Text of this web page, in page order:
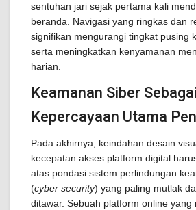
sentuhan jari sejak pertama kali
beranda. Navigasi yang ringkas dan
signifikan mengurangi tingkat pusing
serta meningkatkan kenyamanan
harian.
Keamanan Siber
Kepercayaan Utama
Pada akhirnya, keindahan desain
kecepatan akses platform digital
atas pondasi sistem perlindungan
(cyber security) yang paling mutlak
ditawar. Sebuah platform online yang